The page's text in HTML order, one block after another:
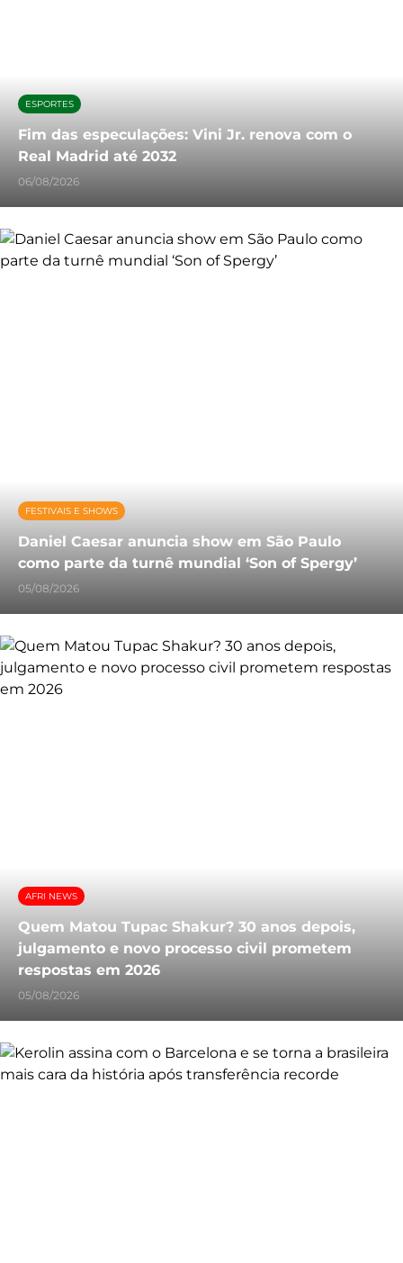
ESPORTES
Fim das especulações: Vini Jr. renova com o
Real Madrid até 2032
06/08/2026
FESTIVAIS E SHOWS
Daniel Caesar anuncia show em São Paulo
como parte da turnê mundial ‘Son of Spergy’
05/08/2026
AFRI NEWS
Quem Matou Tupac Shakur? 30 anos depois,
julgamento e novo processo civil prometem
respostas em 2026
05/08/2026